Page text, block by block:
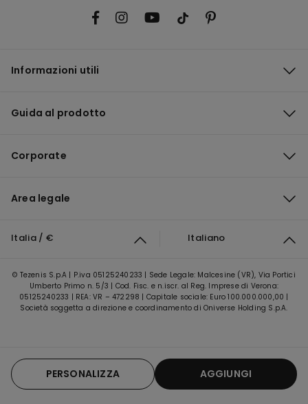
AGGIUNGI
PERSONALIZZA
Informazioni utili
Guida al prodotto
Corporate
Area legale
Italia / € Italiano
© Tezenis S.p.A | P.iva 05125240233 | Sede Legale: Malcesine (VR), Via Portici
Umberto Primo n. 5/3 | Cod. Fisc. e n.iscr. al Reg. Imprese di Verona:
05125240233 | REA: VR – 472298 | Capitale sociale: Euro 100.000.000,00 |
Società soggetta a direzione e coordinamento di Oniverse Holding S.p.A.